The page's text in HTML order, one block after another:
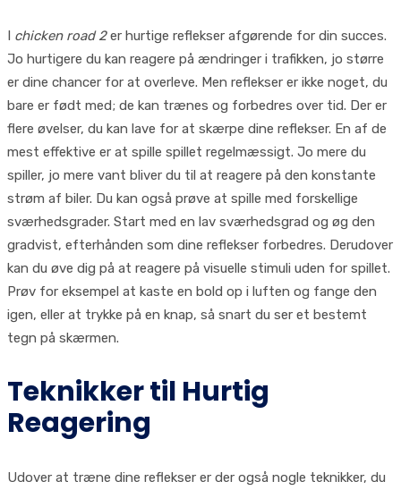
I chicken road 2er hurtige reflekser afgørende for din succes.
Jo hurtigere du kan reagere på ændringer i trafikken, jo større
er dine chancer for at overleve. Men reflekser er ikke noget, du
bare er født med; de kan trænes og forbedres over tid. Der er
flere øvelser, du kan lave for at skærpe dine reflekser. En af de
mest effektive er at spille spillet regelmæssigt. Jo mere du
spiller, jo mere vant bliver du til at reagere på den konstante
strøm af biler. Du kan også prøve at spille med forskellige
sværhedsgrader. Start med en lav sværhedsgrad og øg den
gradvist, efterhånden som dine reflekser forbedres. Derudover
kan du øve dig på at reagere på visuelle stimuli uden for spillet.
Prøv for eksempel at kaste en bold op i luften og fange den
igen, eller at trykke på en knap, så snart du ser et bestemt
tegn på skærmen.
Teknikker til Hurtig
Reagering
Udover at træne dine reflekser er der også nogle teknikker, du